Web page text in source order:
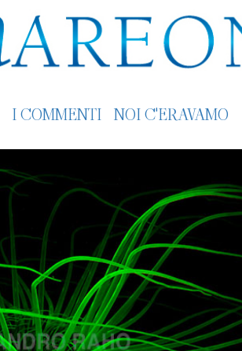
I COMMENTI NOI C'ERAVAMO